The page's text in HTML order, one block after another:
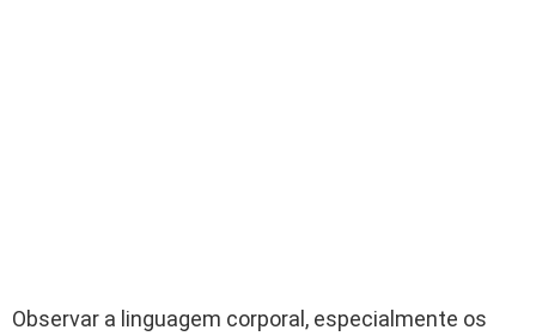
Observar a linguagem corporal, especialmente os